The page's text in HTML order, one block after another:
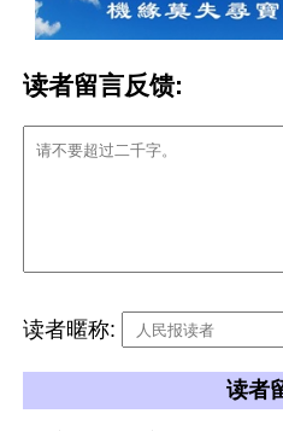
读者留言反馈:
读者暱称:
读者